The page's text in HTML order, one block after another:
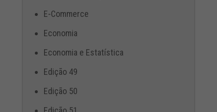
E-Commerce
Economia
Economia e Estatística
Edição 49
Edição 50